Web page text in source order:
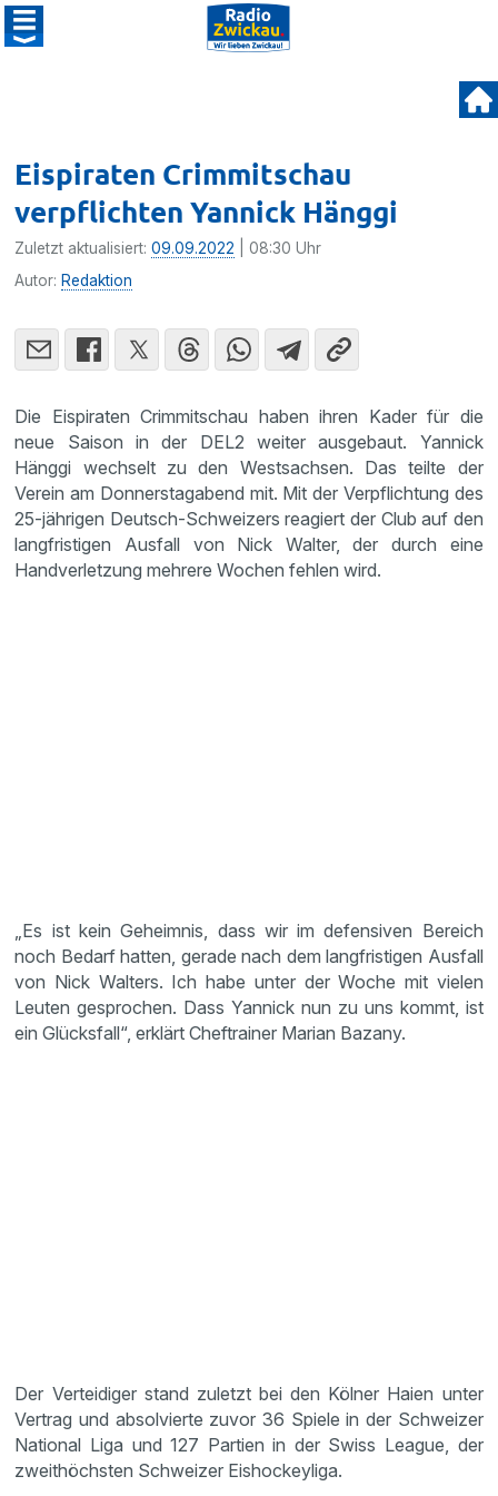
Eispiraten Crimmitschau
verpflichten Yannick Hänggi
Zuletzt aktualisiert:09.09.2022 | 08:30 Uhr
Autor: Redaktion
Die Eispiraten Crimmitschau haben ihren Kader für die
neue Saison in der DEL2 weiter ausgebaut. Yannick
Hänggi wechselt zu den Westsachsen. Das teilte der
Verein am Donnerstagabend mit. Mit der Verpflichtung des
25-jährigen Deutsch-Schweizers reagiert der Club auf den
langfristigen Ausfall von Nick Walter, der durch eine
Handverletzung mehrere Wochen fehlen wird.
„Es ist kein Geheimnis, dass wir im defensiven Bereich
noch Bedarf hatten, gerade nach dem langfristigen Ausfall
von Nick Walters. Ich habe unter der Woche mit vielen
Leuten gesprochen. Dass Yannick nun zu uns kommt, ist
ein Glücksfall“, erklärt Cheftrainer Marian Bazany.
Der Verteidiger stand zuletzt bei den Kölner Haien unter
Vertrag und absolvierte zuvor 36 Spiele in der Schweizer
National Liga und 127 Partien in der Swiss League, der
zweithöchsten Schweizer Eishockeyliga.